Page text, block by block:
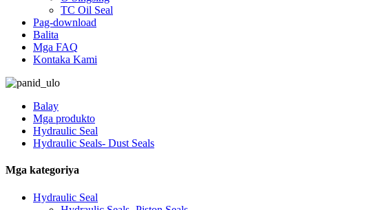
TC Oil Seal
Pag-download
Balita
Mga FAQ
Kontaka Kami
Balay
Mga produkto
Hydraulic Seal
Hydraulic Seals- Dust Seals
Mga kategoriya
Hydraulic Seal